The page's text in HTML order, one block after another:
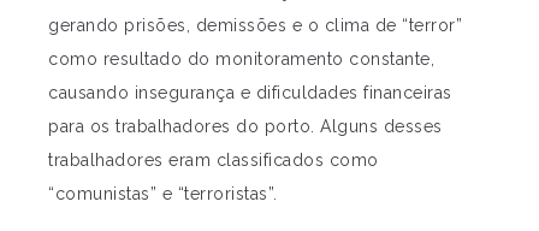
gerando prisões, demissões e o clima de “terror”
como resultado do monitoramento constante,
causando insegurança e dificuldades financeiras
para os trabalhadores do porto. Alguns desses
trabalhadores eram classificados como
“comunistas” e “terroristas”.